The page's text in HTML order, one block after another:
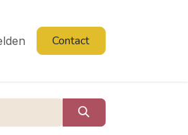
Contact